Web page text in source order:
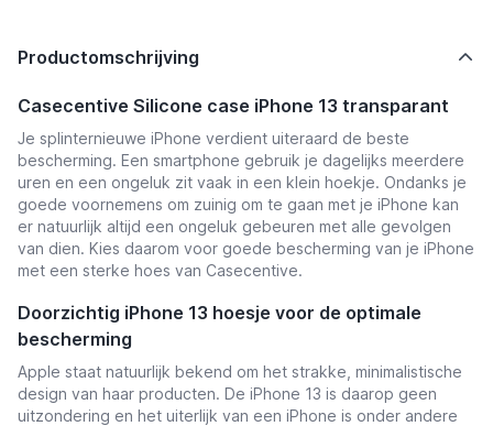
Productomschrijving
Casecentive Silicone case iPhone 13 transparant
Je splinternieuwe iPhone verdient uiteraard de beste
bescherming. Een smartphone gebruik je dagelijks meerdere
uren en een ongeluk zit vaak in een klein hoekje. Ondanks je
goede voornemens om zuinig om te gaan met je iPhone kan
er natuurlijk altijd een ongeluk gebeuren met alle gevolgen
van dien. Kies daarom voor goede bescherming van je iPhone
met een sterke hoes van Casecentive.
Doorzichtig iPhone 13 hoesje voor de optimale
bescherming
Apple staat natuurlijk bekend om het strakke, minimalistische
design van haar producten. De iPhone 13 is daarop geen
uitzondering en het uiterlijk van een iPhone is onder andere